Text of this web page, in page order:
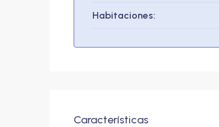
Habitaciones:
Características